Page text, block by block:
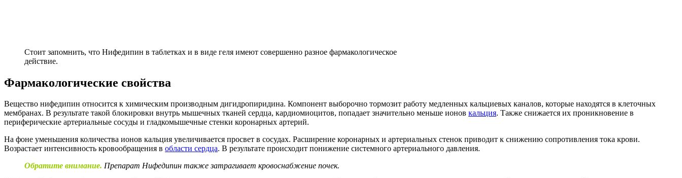
Стоит запомнить, что Нифедипин в таблетках и в виде геля имеют совершенно разное фармакологическое
действие.
Фармакологические свойства
Вещество нифедипин относится к химическим производным дигидропиридина. Компонент выборочно тормозит работу медленных кальциевых каналов, которые находятся в клеточных
мембранах. В результате такой блокировки внутрь мышечных тканей сердца, кардиомиоцитов, попадает значительно меньше ионов кальция. Также снижается их проникновение в
периферические артериальные сосуды и гладкомышечные стенки коронарных артерий.
На фоне уменьшения количества ионов кальция увеличивается просвет в сосудах. Расширение коронарных и артериальных стенок приводит к снижению сопротивления тока крови.
Возрастает интенсивность кровообращения в области сердца. В результате происходит понижение системного артериального давления.
Обратите внимание. Препарат Нифедипин также затрагивает кровоснабжение почек.